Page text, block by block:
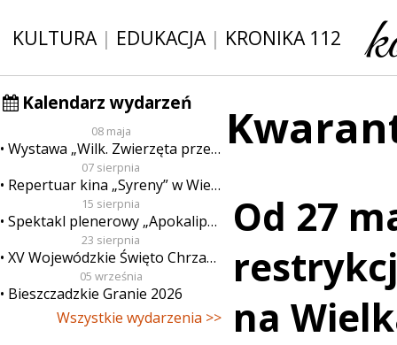
KULTURA| EDUKACJA| KRONIKA 112
Kalendarz wydarzeń
08 maja
Wystawa „Wilk. Zwierzęta przeklęte”
07 sierpnia
Repertuar kina „Syreny” w Wieluniu w dn. od 7 do 13 sierpnia
15 sierpnia
Spektakl plenerowy „Apokalipsa”
23 sierpnia
XV Wojewódzkie Święto Chrzanu
05 września
Bieszczadzkie Granie 2026
Wszystkie wydarzenia >>
Od 27
na